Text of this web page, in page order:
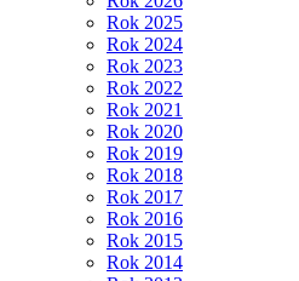
Rok 2025
Rok 2024
Rok 2023
Rok 2022
Rok 2021
Rok 2020
Rok 2019
Rok 2018
Rok 2017
Rok 2016
Rok 2015
Rok 2014